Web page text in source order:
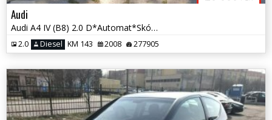
Audi
Audi A4 IV (B8) 2.0 D*Automat*Skóra*Alcantara*Navi*PDC*Xenon
2.0 Diesel KM 143 2008 277905